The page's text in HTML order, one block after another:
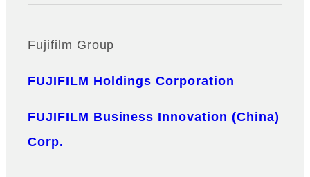
Fujifilm Group
FUJIFILM Holdings Corporation
FUJIFILM Business Innovation (China)
Corp.